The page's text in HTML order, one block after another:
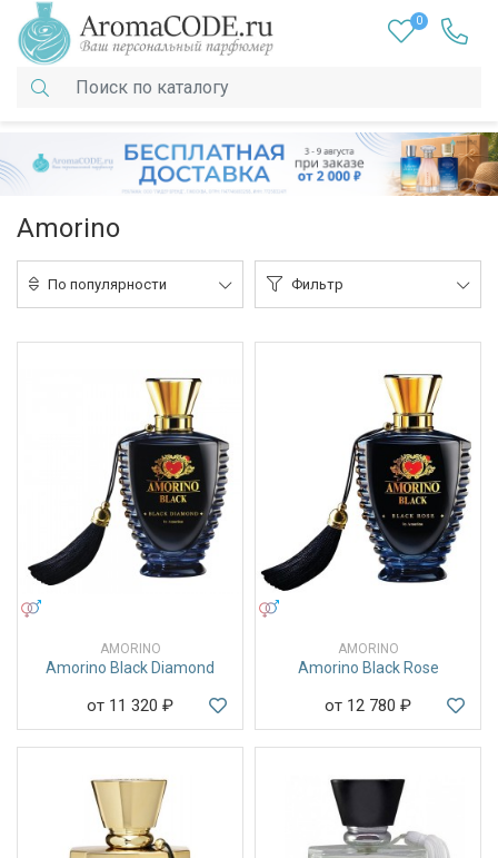
0
Amorino
По популярности Фильтр
AMORINO
Amorino Black Diamond
от 11 320 ₽
AMORINO
Amorino Black Rose
от 12 780 ₽